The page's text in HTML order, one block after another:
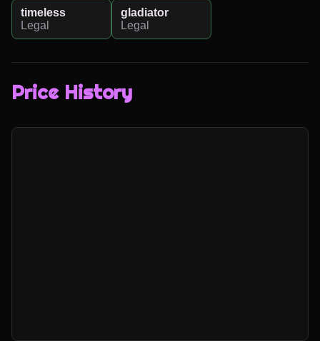
timeless
Legal
gladiator
Legal
Price History